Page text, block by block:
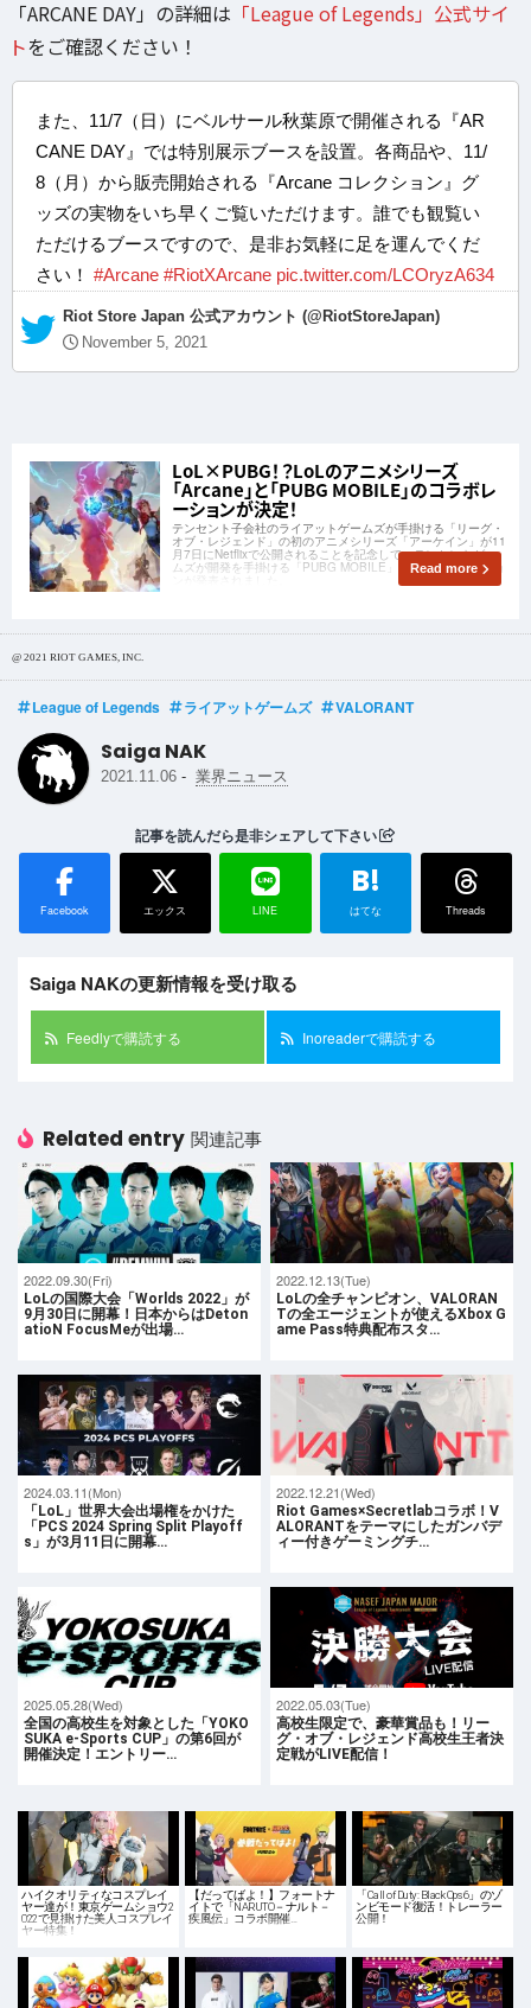
「ARCANE DAY」の詳細は 「League of Legends」公式サイ
トをご確認ください！
また、11/7（日）にベルサール秋葉原で開催される『AR
CANE DAY』では特別展示ブースを設置。各商品や、11/
8（月）から販売開始される『Arcane コレクション』グ
ッズの実物をいち早くご覧いただけます。誰でも観覧い
ただけるブースですので、是非お気軽に足を運んでくだ
さい！ #Arcane #RiotXArcane pic.twitter.com/LCOryzA634
— Riot Store Japan 公式アカウント (@RiotStoreJapan)
November 5, 2021
LoL×PUBG！？LoLのアニメシリーズ
「Arcane」と「PUBG MOBILE」のコラボレ
ーションが決定！
テンセント子会社のライアットゲームズが手掛ける「リーグ・
オブ・レジェンド」の初のアニメシリーズ「アーケイン」が11
月7日にNetflixで公開されることを記念して、テンセントゲー
ムズが開発を手掛ける「PUBG MOBILE」とのコラボレーショ
Read more
@ 2021 RIOT GAMES, INC.
League of Legends ライアットゲームズ VALORANT
Saiga NAK
2021.11.06 - 業界ニュース
記事を読んだら是非シェアして下さい
Facebook エックス LINE
B!
はてな Threads
Saiga NAKの更新情報を受け取る
Feedlyで購読する Inoreaderで購読する
Related entry 関連記事
2022.09.30(Fri)
LoLの国際大会「Worlds 2022」が
9月30日に開幕！日本からはDeton
atioN FocusMeが出場…
2022.12.13(Tue)
LoLの全チャンピオン、VALORAN
Tの全エージェントが使えるXbox G
ame Pass特典配布スタ…
2024.03.11(Mon)
「LoL」世界大会出場権をかけた
「PCS 2024 Spring Split Playoff
s」が3月11日に開幕…
2022.12.21(Wed)
Riot Games×Secretlabコラボ！V
ALORANTをテーマにしたガンバデ
ィー付きゲーミングチ…
2025.05.28(Wed)
全国の高校生を対象とした「YOKO
SUKA e-Sports CUP」の第6回が
開催決定！エントリー…
2022.05.03(Tue)
高校生限定で、豪華賞品も！リー
グ・オブ・レジェンド高校生王者決
定戦がLIVE配信！
ハイクオリティなコスプレイ
ヤー達が！東京ゲームショウ2
022で見掛けた美人コスプレイ
ヤー特集！
【だってばよ！】フォートナ
イトで「NARUTO－ナルト－
疾風伝」コラボ開催…
「Call of Duty: Black Ops 6」のゾ
ンビモード復活！トレーラー
公開！